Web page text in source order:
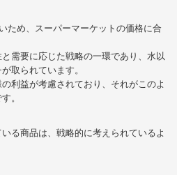
ため、スーパーマーケットの価格に合
需要に応じた戦略の一環であり、水以
取られています。
利益が考慮されており、それがこのよ
。
る商品は、戦略的に考えられているよ